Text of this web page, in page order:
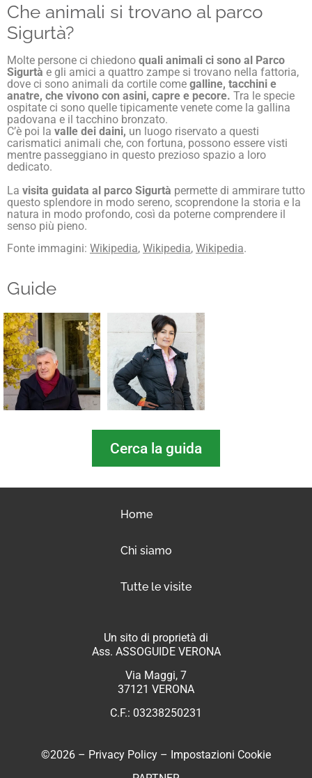
Che animali si trovano al parco
Sigurtà?
Molte persone ci chiedono quali animali ci sono al Parco
Sigurtà e gli amici a quattro zampe si trovano nella fattoria,
dove ci sono animali da cortile come galline, tacchini e
anatre, che vivono con asini, capre e pecore. Tra le specie
ospitate ci sono quelle tipicamente venete come la gallina
padovana e il tacchino bronzato.
C’è poi la valle dei daini, un luogo riservato a questi
carismatici animali che, con fortuna, possono essere visti
mentre passeggiano in questo prezioso spazio a loro
dedicato.
La visita guidata al parco Sigurtà permette di ammirare tutto
questo splendore in modo sereno, scoprendone la storia e la
natura in modo profondo, così da poterne comprendere il
senso più pieno.
Fonte immagini: Wikipedia, Wikipedia, Wikipedia.
Guide
Cerca la guida
Home
Chi siamo
Tutte le visite
Un sito di proprietà di
Ass. ASSOGUIDE VERONA
Via Maggi, 7
37121 VERONA
C.F.: 03238250231
©2026 – Privacy Policy – Impostazioni Cookie